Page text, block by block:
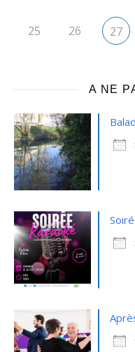
25 26 27
A NE